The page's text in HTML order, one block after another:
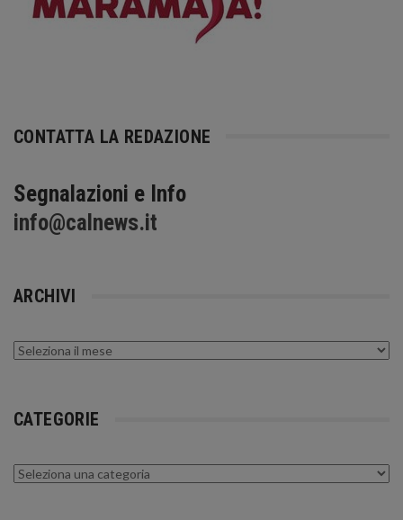
CONTATTA LA REDAZIONE
Segnalazioni e Info
info@calnews.it
ARCHIVI
Archivi
CATEGORIE
Categorie